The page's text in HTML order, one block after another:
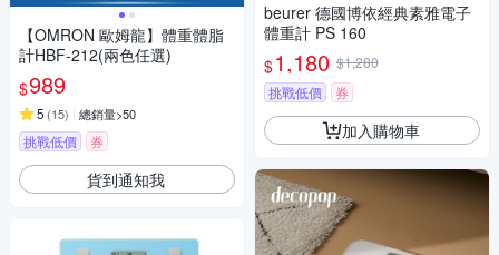
【OMRON 歐姆龍】體重體脂
計HBF-212(兩色任選)
$989
5 (15) 總銷量>50
挑戰低價 券
貨到通知我
beurer 德國博依經典素雅電子
體重計 PS 160
$1,180 $1,280
挑戰低價
券
加入購物車